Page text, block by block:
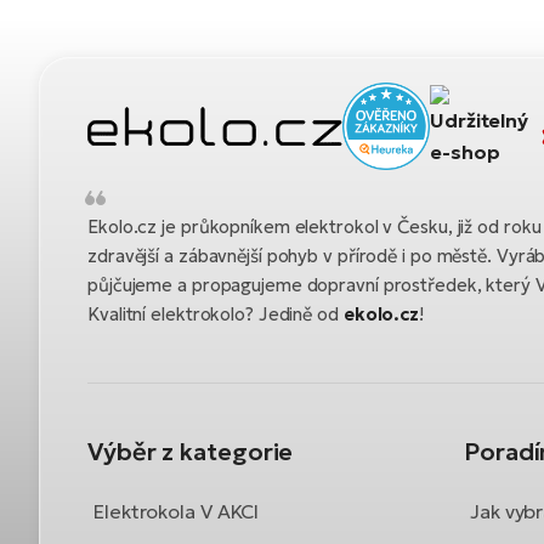
Ekolo.cz je průkopníkem elektrokol v Česku, již od
zdravější a zábavnější pohyb v přírodě i po městě.
půjčujeme a propagujeme dopravní prostředek, který
Kvalitní elektrokolo? Jedině od ekolo.cz!
Výběr z kategorie
Elektrokola V AKCI
Jak